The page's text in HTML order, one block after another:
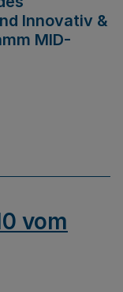
Innovativ &
MID-
vom